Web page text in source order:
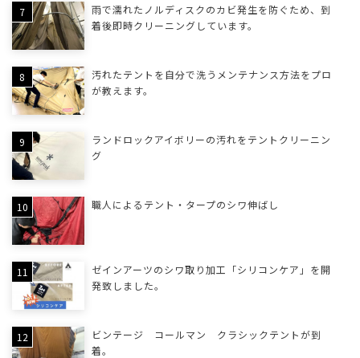
雨で濡れたノルディスクのカビ発生を防ぐため、到
着後即時クリーニングしています。
汚れたテントを自分で洗うメンテナンス方法をプロ
が教えます。
ランドロックアイボリーの汚れをテントクリーニン
グ
職人によるテント・タープのシワ伸ばし
ゼインアーツのシワ取り加工「シリコンケア」を開
発致しました。
ビンテージ コールマン クラシックテントが到
着。